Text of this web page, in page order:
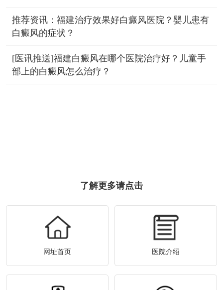
推荐资讯：福建治疗效果好白癜风医院？婴儿患有
白癜风的症状？
[医讯推送]福建白癜风在哪个医院治疗好？儿童手
部上的白癜风怎么治疗？
了解更多请点击
网址首页 医院介绍